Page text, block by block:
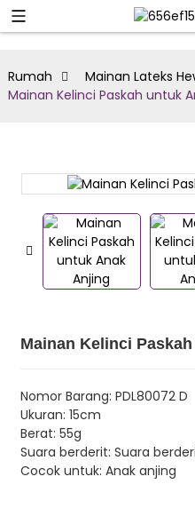
Rumah
Mainan Lateks
Mainan Kelinci Paskah untuk
Mainan Kelinci
Nomor Barang: PDL80072 D
Ukuran: 15cm
Berat: 55g
Suara berderit: Suara
Cocok untuk: Anak anjing